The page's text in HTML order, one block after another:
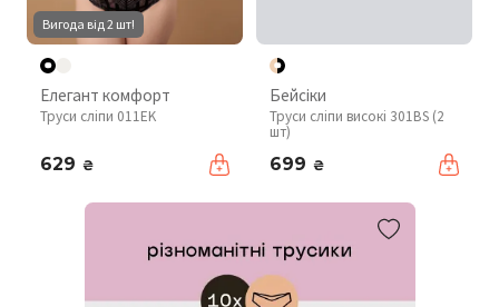
Вигода від 2 шт!
Елегант комфорт
Труси сліпи 011EK
629 ₴
Бейсіки
Труси сліпи високі 301BS (2
шт)
699 ₴